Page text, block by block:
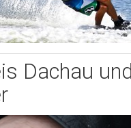
Dachau